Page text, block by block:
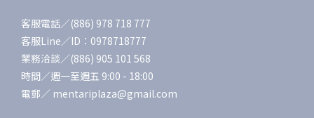
客服電話／(886) 978 718 777
客服Line／ID：0978718777
業務洽談／(886) 905 101 568
時間／週一至週五 9:00 - 18:00
電郵／ mentariplaza@gmail.com